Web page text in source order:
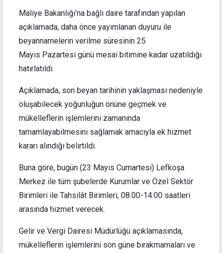
Maliye Bakanlığı’na bağlı daire tarafından yapılan
açıklamada, daha önce yayımlanan duyuru ile
beyannamelerin verilme süresinin 25
Mayıs Pazartesi günü mesai bitimine kadar uzatıldığı
hatırlatıldı.
Açıklamada, son beyan tarihinin yaklaşması nedeniyle
oluşabilecek yoğunluğun önüne geçmek ve
mükelleflerin işlemlerini zamanında
tamamlayabilmesini sağlamak amacıyla ek hizmet
kararı alındığı belirtildi.
Buna göre, bugün (23 Mayıs Cumartesi) Lefkoşa
Merkez ile tüm şubelerde Kurumlar ve Özel Sektör
Birimleri ile Tahsilât Birimleri, 08.00-14.00 saatleri
arasında hizmet verecek.
Gelir ve Vergi Dairesi Müdürlüğü açıklamasında,
mükelleflerin işlemlerini son güne bırakmamaları ve